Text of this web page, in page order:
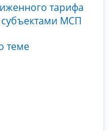
тарифа
субъектами МСП
теме